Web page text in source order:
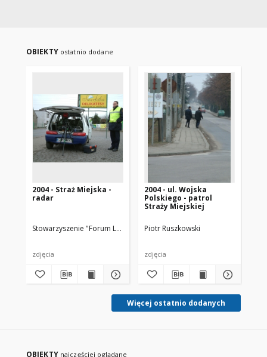
OBIEKTY ostatnio dodane
2004 - Straż Miejska -
radar
Stowarzyszenie "Forum Lubońskie" Piotr Ruszkowski
zdjęcia
2004 - ul. Wojska
Polskiego - patrol
Straży Miejskiej
Piotr Ruszkowski
zdjęcia
Więcej ostatnio dodanych
OBIEKTY najczęściej oglądane